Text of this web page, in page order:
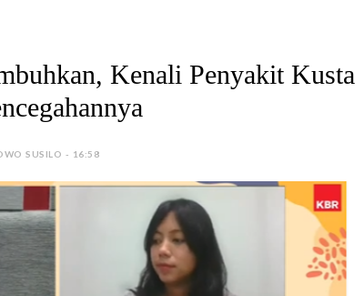
Kenali Penyakit Kusta
SUSILO - 16:58